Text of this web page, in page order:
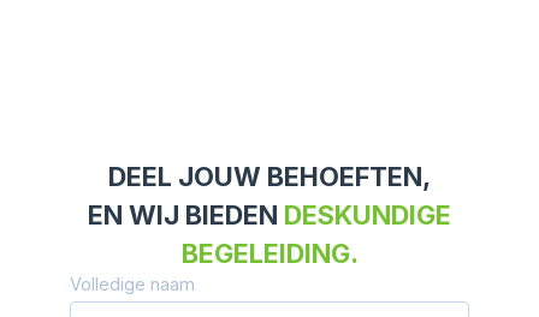
DEEL JOUW BEHOEFTEN,
EN WIJ BIEDEN DESKUNDIGE
BEGELEIDING.
Volledige naam